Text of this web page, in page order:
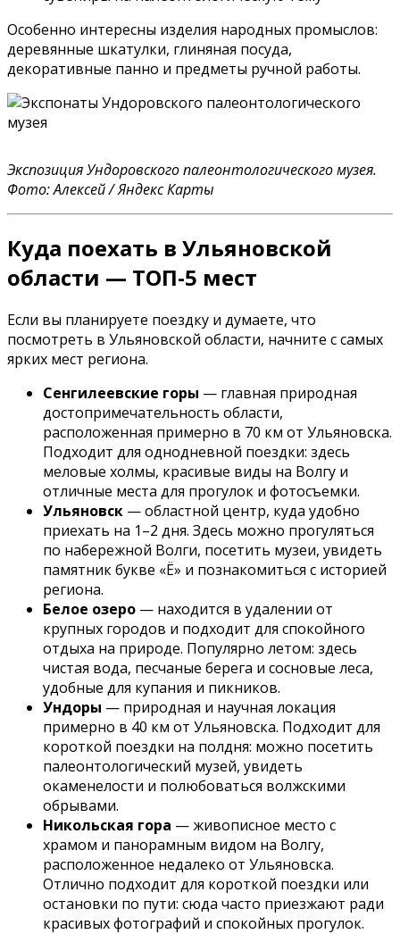
Особенно интересны изделия народных промыслов:
деревянные шкатулки, глиняная посуда,
декоративные панно и предметы ручной работы.
Экспозиция Ундоровского палеонтологического музея.
Фото: Алексей / Яндекс Карты
Куда поехать в Ульяновской
области — ТОП-5 мест
Если вы планируете поездку и думаете, что
посмотреть в Ульяновской области, начните с самых
ярких мест региона.
Сенгилеевские горы — главная природная
достопримечательность области,
расположенная примерно в 70 км от Ульяновска.
Подходит для однодневной поездки: здесь
меловые холмы, красивые виды на Волгу и
отличные места для прогулок и фотосъемки.
Ульяновск — областной центр, куда удобно
приехать на 1–2 дня. Здесь можно прогуляться
по набережной Волги, посетить музеи, увидеть
памятник букве «Ё» и познакомиться с историей
региона.
Белое озеро — находится в удалении от
крупных городов и подходит для спокойного
отдыха на природе. Популярно летом: здесь
чистая вода, песчаные берега и сосновые леса,
удобные для купания и пикников.
Ундоры — природная и научная локация
примерно в 40 км от Ульяновска. Подходит для
короткой поездки на полдня: можно посетить
палеонтологический музей, увидеть
окаменелости и полюбоваться волжскими
обрывами.
Никольская гора — живописное место с
храмом и панорамным видом на Волгу,
расположенное недалеко от Ульяновска.
Отлично подходит для короткой поездки или
остановки по пути: сюда часто приезжают ради
красивых фотографий и спокойных прогулок.